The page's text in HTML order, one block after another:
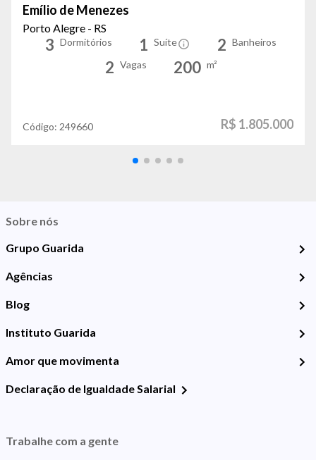
Emílio de Menezes
Porto Alegre - RS
3 Dormitórios 1 Suíte 2 Banheiros
2 Vagas 200 m²
Código: 249660 R$ 1.805.000
Sobre nós
Grupo Guarida
Agências
Blog
Instituto Guarida
Amor que movimenta
Declaração de Igualdade Salarial
Trabalhe com a gente